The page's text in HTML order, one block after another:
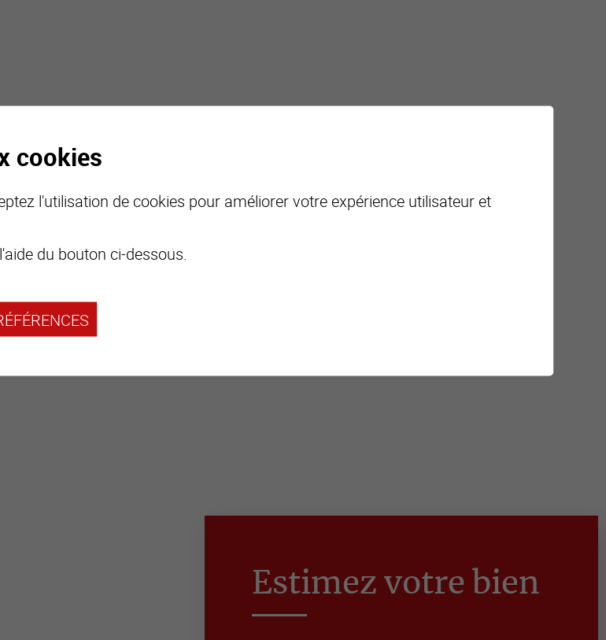
Estimez votre bien
cookies
l'utilisation de cookies pour améliorer votre expérience utilisateur et
du bouton ci-dessous.